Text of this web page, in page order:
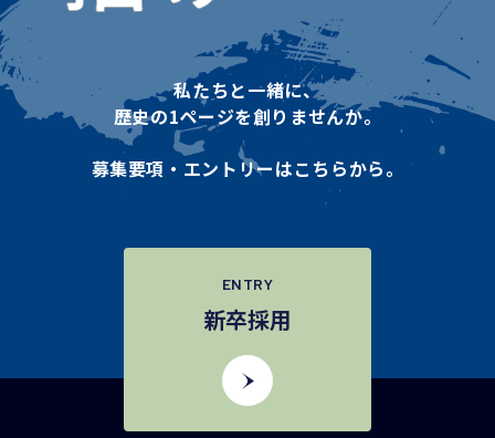
私たちと一緒に、
歴史の1ページを創りませんか。
募集要項・エントリーはこちらから。
ENTRY
新卒採用